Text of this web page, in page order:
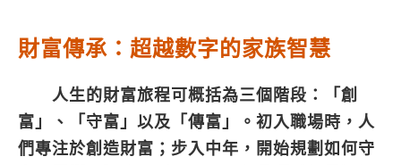
財富傳承：超越數字的家族智慧
人生的財富旅程可概括為三個階段：「創
富」、「守富」以及「傳富」。初入職場時，人
們專注於創造財富；步入中年，開始規劃如何守